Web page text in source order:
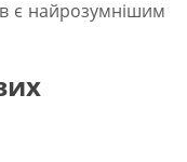
є найрозумнішим